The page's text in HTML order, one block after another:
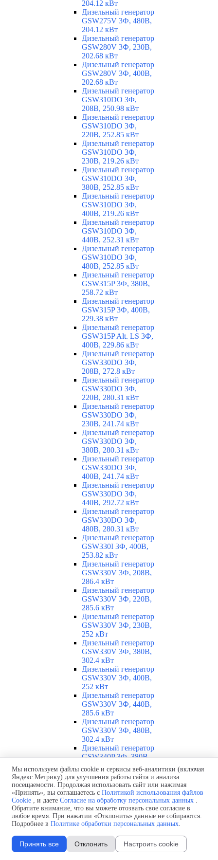
204.12 кВт
Дизельный генератор
GSW275V 3Ф, 480В,
204.12 кВт
Дизельный генератор
GSW280V 3Ф, 230В,
202.68 кВт
Дизельный генератор
GSW280V 3Ф, 400В,
202.68 кВт
Дизельный генератор
GSW310DO 3Ф,
208В, 250.98 кВт
Дизельный генератор
GSW310DO 3Ф,
220В, 252.85 кВт
Дизельный генератор
GSW310DO 3Ф,
230В, 219.26 кВт
Дизельный генератор
GSW310DO 3Ф,
380В, 252.85 кВт
Дизельный генератор
GSW310DO 3Ф,
400В, 219.26 кВт
Дизельный генератор
GSW310DO 3Ф,
440В, 252.31 кВт
Дизельный генератор
GSW310DO 3Ф,
480В, 252.85 кВт
Дизельный генератор
GSW315P 3Ф, 380В,
258.72 кВт
Дизельный генератор
GSW315P 3Ф, 400В,
229.38 кВт
Дизельный генератор
GSW315P Alt. LS 3Ф,
400В, 229.86 кВт
Дизельный генератор
GSW330DO 3Ф,
208В, 272.8 кВт
Дизельный генератор
GSW330DO 3Ф,
220В, 280.31 кВт
Дизельный генератор
GSW330DO 3Ф,
230В, 241.74 кВт
Дизельный генератор
GSW330DO 3Ф,
380В, 280.31 кВт
Дизельный генератор
GSW330DO 3Ф,
400В, 241.74 кВт
Дизельный генератор
GSW330DO 3Ф,
440В, 292.72 кВт
Дизельный генератор
GSW330DO 3Ф,
480В, 280.31 кВт
Дизельный генератор
GSW330I 3Ф, 400В,
253.82 кВт
Дизельный генератор
GSW330V 3Ф, 208В,
286.4 кВт
Дизельный генератор
GSW330V 3Ф, 220В,
285.6 кВт
Дизельный генератор
GSW330V 3Ф, 230В,
252 кВт
Дизельный генератор
GSW330V 3Ф, 380В,
302.4 кВт
Дизельный генератор
GSW330V 3Ф, 400В,
252 кВт
Дизельный генератор
GSW330V 3Ф, 440В,
285.6 кВт
Дизельный генератор
GSW330V 3Ф, 480В,
302.4 кВт
Дизельный генератор
GSW340P 3Ф, 380В,
289.4 кВт
Дизельный генератор
GSW340P 3Ф, 400В,
250.39 кВт
Дизельный генератор
GSW340P Alt. LS 3Ф,
400В, 251.46 кВт
Дизельный генератор
GSW360V 3Ф, 230В,
260.86 кВт
Дизельный генератор
Мы используем файлы cookie и сервисы веб-аналитики (включая
Яндекс.Метрику) для улучшения работы сайта и анализа
посещаемости. Продолжая использовать сайт или нажимая
«Принять», вы соглашаетесь с Политикой использования файлов
Cookie , и даете Согласие на обработку персональных данных .
Обратите внимание, что вы можете отозвать свое согласие в
любое время. При нажатии «Отклонить» данные не собираются.
Подробнее в Политике обработки персональных данных.
Принять все Отклонить Настроить cookie